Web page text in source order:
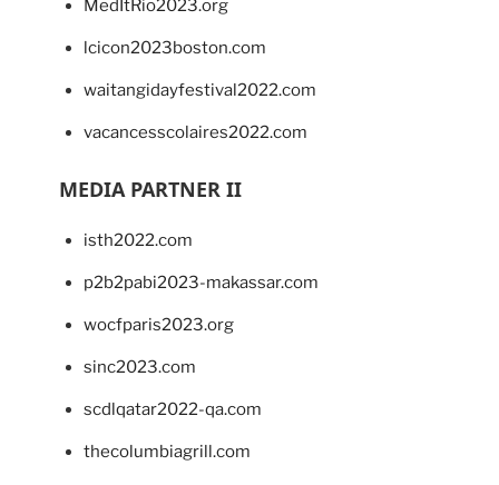
MedItRio2023.org
lcicon2023boston.com
waitangidayfestival2022.com
vacancesscolaires2022.com
MEDIA PARTNER II
isth2022.com
p2b2pabi2023-makassar.com
wocfparis2023.org
sinc2023.com
scdlqatar2022-qa.com
thecolumbiagrill.com